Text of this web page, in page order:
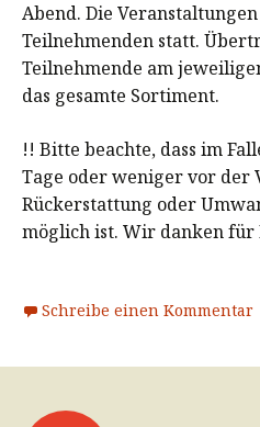
Abend. Die
Teilnehmenden statt.
Teilnehmende am
das gesamte Sortiment.
!! Bitte beachte, dass im
Tage oder weniger vor der
Rückerstattung oder
möglich ist. Wir danken für
Schreibe einen Kommentar